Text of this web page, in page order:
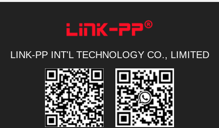
LINK-PP INT'L TECHNOLOGY CO., LIMITED